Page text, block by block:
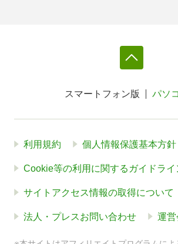
スマートフォン版 パソ
利用規約 個人情報保護基本方針
Cookie等の利用に関するガイドライ
サイトアクセス情報の取得について
法人・プレスお問い合わせ 運営